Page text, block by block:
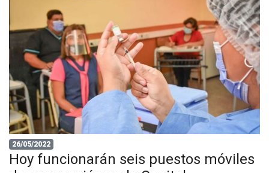
26/05/2022
Hoy funcionarán seis puestos móviles